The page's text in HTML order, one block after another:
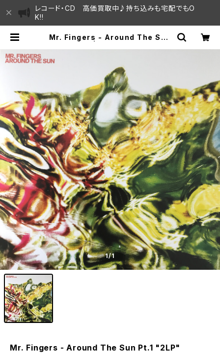
レコード・CD 高価買取中♪持ち込みも宅配でもO
K!!
Mr. Fingers - Around The Sun
1/1
Mr. Fingers - Around The Sun Pt.1 "2LP"